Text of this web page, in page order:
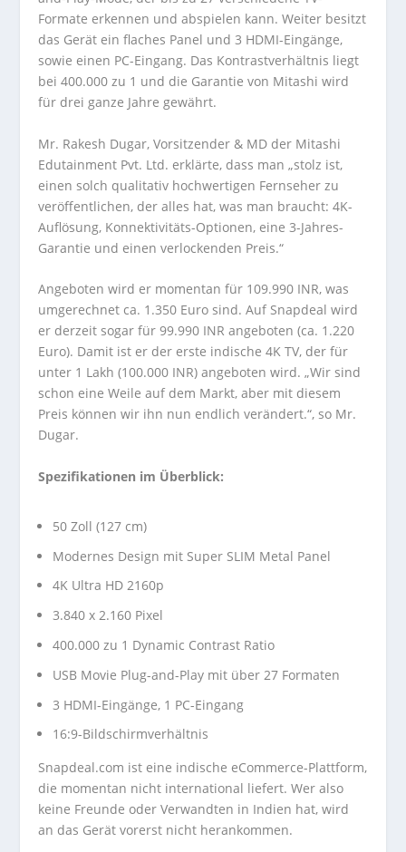
Formate erkennen und abspielen kann. Weiter besitzt
das Gerät ein flaches Panel und 3 HDMI-Eingänge,
sowie einen PC-Eingang. Das Kontrastverhältnis liegt
bei 400.000 zu 1 und die Garantie von Mitashi wird
für drei ganze Jahre gewährt.
Mr. Rakesh Dugar, Vorsitzender & MD der Mitashi
Edutainment Pvt. Ltd. erklärte, dass man „stolz ist,
einen solch qualitativ hochwertigen Fernseher zu
veröffentlichen, der alles hat, was man braucht: 4K-
Auflösung, Konnektivitäts-Optionen, eine 3-Jahres-
Garantie und einen verlockenden Preis.“
Angeboten wird er momentan für 109.990 INR, was
umgerechnet ca. 1.350 Euro sind. Auf Snapdeal wird
er derzeit sogar für 99.990 INR angeboten (ca. 1.220
Euro). Damit ist er der erste indische 4K TV, der für
unter 1 Lakh (100.000 INR) angeboten wird. „Wir sind
schon eine Weile auf dem Markt, aber mit diesem
Preis können wir ihn nun endlich verändert.“, so Mr.
Dugar.
Spezifikationen im Überblick:
50 Zoll (127 cm)
Modernes Design mit Super SLIM Metal Panel
4K Ultra HD 2160p
3.840 x 2.160 Pixel
400.000 zu 1 Dynamic Contrast Ratio
USB Movie Plug-and-Play mit über 27 Formaten
3 HDMI-Eingänge, 1 PC-Eingang
16:9-Bildschirmverhältnis
Snapdeal.com ist eine indische eCommerce-Plattform,
die momentan nicht international liefert. Wer also
keine Freunde oder Verwandten in Indien hat, wird
an das Gerät vorerst nicht herankommen.